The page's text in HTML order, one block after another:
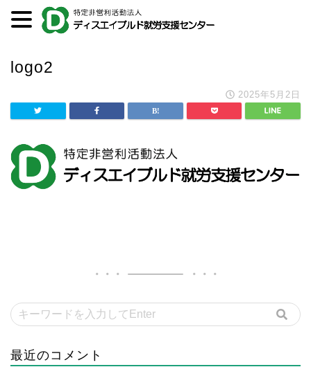
logo2
2025年5月2日
最近のコメント